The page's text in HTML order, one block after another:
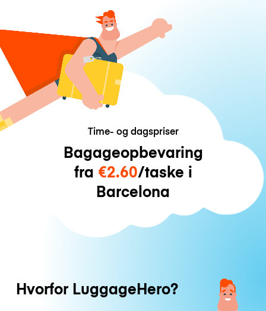
Time- og dagspriser
Bagageopbevaring
fra €2.60/taske i
Barcelona
Hvorfor LuggageHero?